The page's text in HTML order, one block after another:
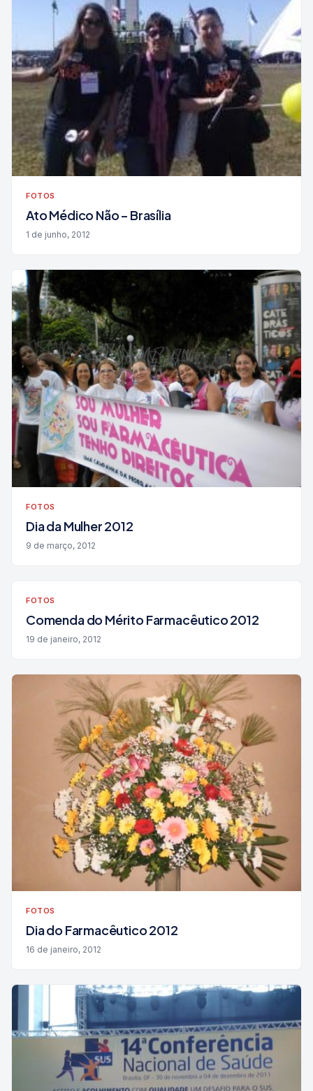
FOTOS
Ato Médico Não – Brasília
1 de junho, 2012
FOTOS
Dia da Mulher 2012
9 de março, 2012
FOTOS
Comenda do Mérito Farmacêutico 2012
19 de janeiro, 2012
FOTOS
Dia do Farmacêutico 2012
16 de janeiro, 2012